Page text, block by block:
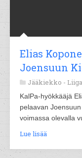
Elias
Joensuun
Jääkiekko - Liiga
KalPa-hyökkääjä
pelaavan
voimassa olevalla
Lue lisää